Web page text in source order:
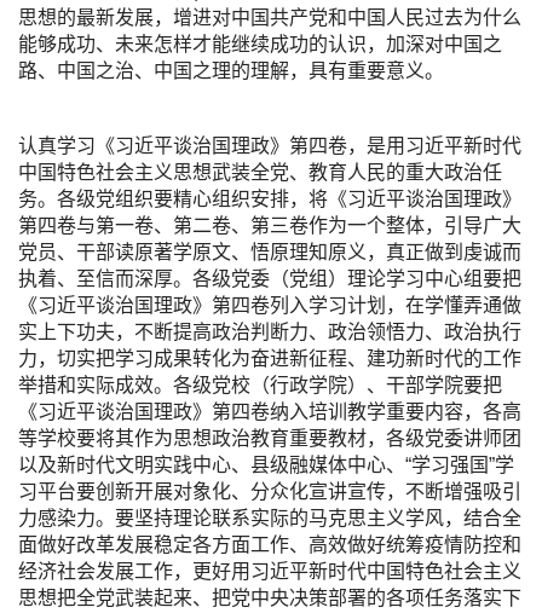
思想的最新发展，增进对中国共产党和中国人民过去为什么
能够成功、未来怎样才能继续成功的认识，加深对中国之
路、中国之治、中国之理的理解，具有重要意义。
认真学习《习近平谈治国理政》第四卷，是用习近平新时代
中国特色社会主义思想武装全党、教育人民的重大政治任
务。各级党组织要精心组织安排，将《习近平谈治国理政》
第四卷与第一卷、第二卷、第三卷作为一个整体，引导广大
党员、干部读原著学原文、悟原理知原义，真正做到虔诚而
执着、至信而深厚。各级党委（党组）理论学习中心组要把
《习近平谈治国理政》第四卷列入学习计划，在学懂弄通做
实上下功夫，不断提高政治判断力、政治领悟力、政治执行
力，切实把学习成果转化为奋进新征程、建功新时代的工作
举措和实际成效。各级党校（行政学院）、干部学院要把
《习近平谈治国理政》第四卷纳入培训教学重要内容，各高
等学校要将其作为思想政治教育重要教材，各级党委讲师团
以及新时代文明实践中心、县级融媒体中心、“学习强国”学
习平台要创新开展对象化、分众化宣讲宣传，不断增强吸引
力感染力。要坚持理论联系实际的马克思主义学风，结合全
面做好改革发展稳定各方面工作、高效做好统筹疫情防控和
经济社会发展工作，更好用习近平新时代中国特色社会主义
思想把全党武装起来、把党中央决策部署的各项任务落实下